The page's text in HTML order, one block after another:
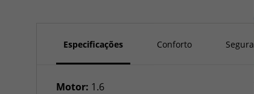
Especificações Conforto
Motor: 1.6